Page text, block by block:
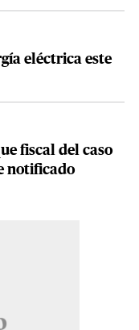
eléctrica este
fiscal del caso
notificado